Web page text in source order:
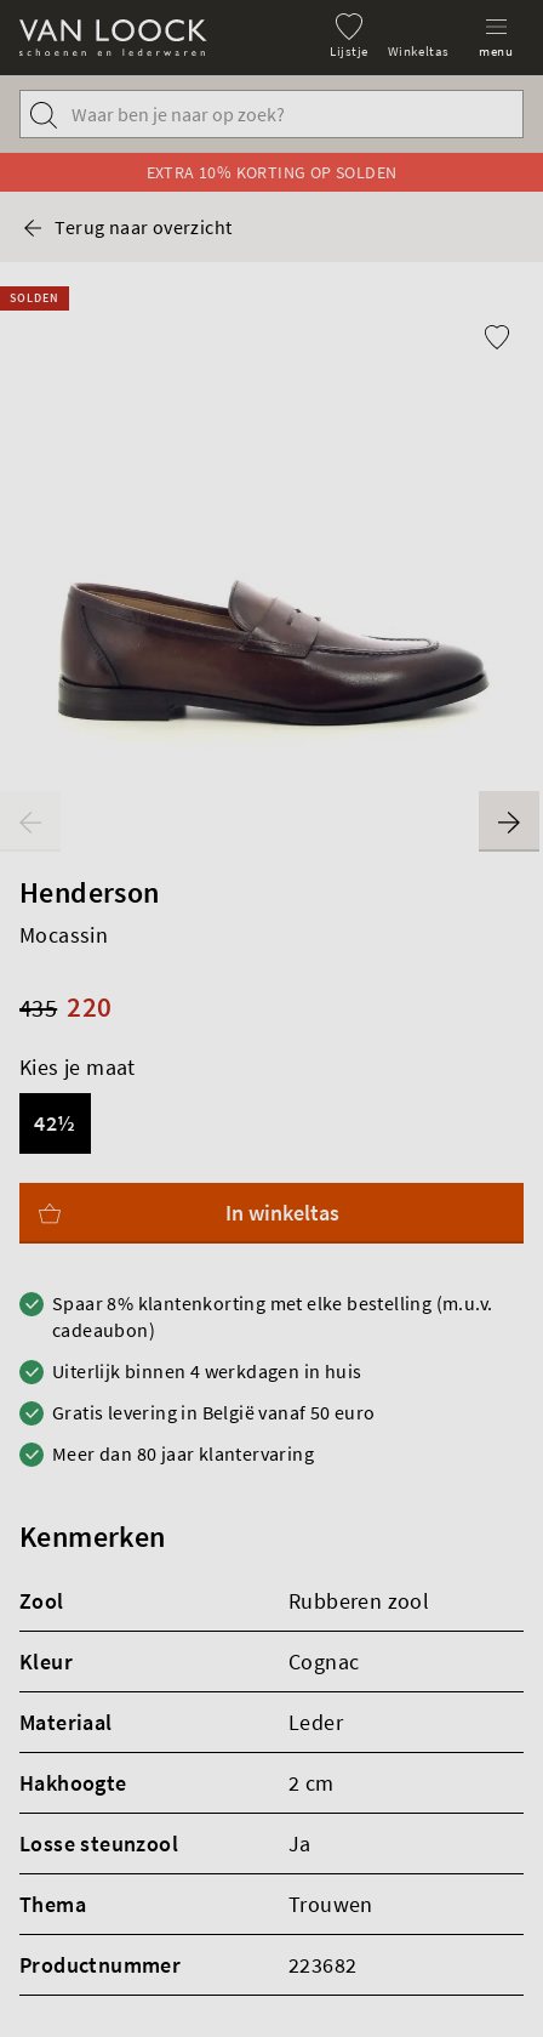
Lijstje Winkeltas menu
EXTRA 10% KORTING OP SOLDEN
Terug naar overzicht
SOLDEN
Henderson
Mocassin
220
435
Kies je maat
42½
In winkeltas
Spaar 8% klantenkorting met elke bestelling (m.u.v.
cadeaubon)
Uiterlijk binnen 4 werkdagen in huis
Gratis levering in België vanaf 50 euro
Meer dan 80 jaar klantervaring
Kenmerken
Zool Rubberen zool
Kleur Cognac
Materiaal Leder
Hakhoogte 2 cm
Losse steunzool Ja
Thema Trouwen
Productnummer 223682